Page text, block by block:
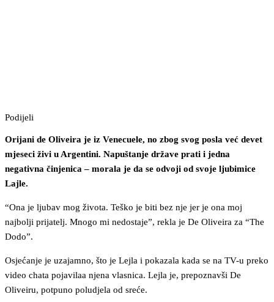
Podijeli
Orijani de Oliveira je iz Venecuele, no zbog svog posla već devet
mjeseci živi u Argentini. Napuštanje države prati i jedna
negativna činjenica – morala je da se odvoji od svoje ljubimice
Lajle.
“Ona je ljubav mog života. Teško je biti bez nje jer je ona moj
najbolji prijatelj. Mnogo mi nedostaje”, rekla je De Oliveira za “The
Dodo”.
Osjećanje je uzajamno, što je Lejla i pokazala kada se na TV-u preko
video chata pojavilaa njena vlasnica. Lejla je, prepoznavši De
Oliveiru, potpuno poludjela od sreće.